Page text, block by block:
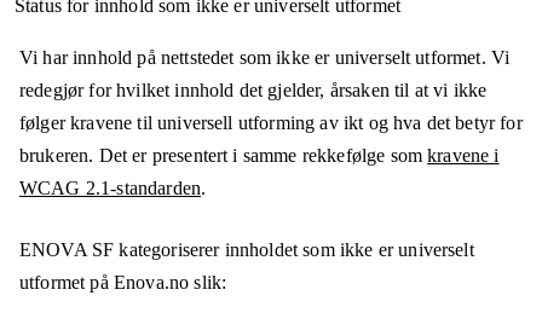
Status for innhold som ikke er universelt utformet
Vi har innhold på nettstedet som ikke er universelt utformet. Vi
redegjør for hvilket innhold det gjelder, årsaken til at vi ikke
følger kravene til universell utforming av ikt og hva det betyr for
brukeren. Det er presentert i samme rekkefølge somkravene i
WCAG 2.1-standarden.
ENOVA SF kategoriserer innholdet som ikke er universelt
utformet på Enova.no slik: